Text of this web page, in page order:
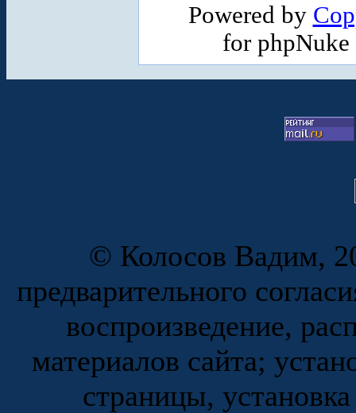
Powered by
for
© Колосов Вадим,
предварительного
воспроизведение,
материалов сайта;
страницы,